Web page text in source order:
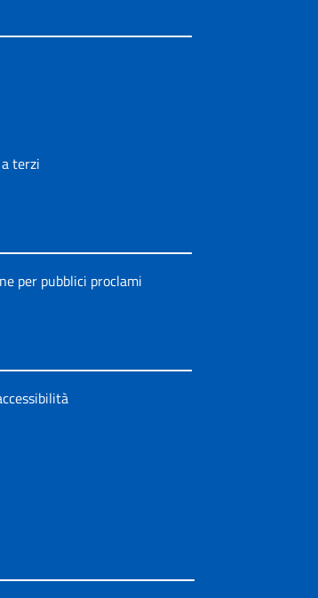
terzi
per pubblici proclami